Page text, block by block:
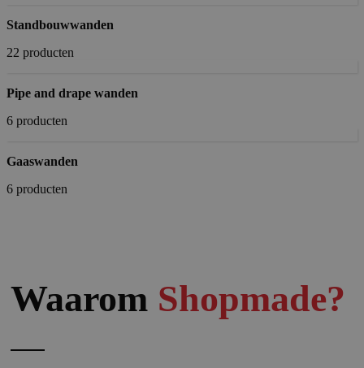
Standbouwwanden
22 producten
Pipe and drape wanden
6 producten
Gaaswanden
6 producten
Waarom Shopmade?